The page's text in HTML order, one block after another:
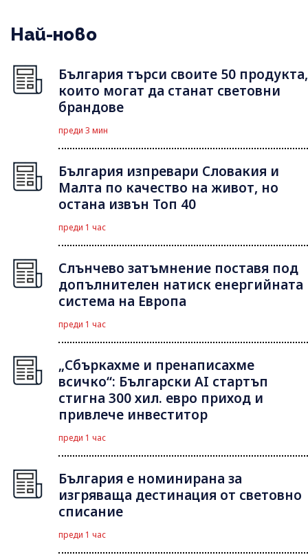
Най-ново
България търси своите 50 продукта,
които могат да станат световни
брандове
преди 3 мин
България изпревари Словакия и
Малта по качество на живот, но
остана извън Топ 40
преди 1 час
Слънчево затъмнение поставя под
допълнителен натиск енергийната
система на Европа
преди 1 час
„Сбъркахме и пренаписахме
всичко“: Български AI стартъп
стигна 300 хил. евро приход и
привлече инвеститор
преди 1 час
България е номинирана за
изгряваща дестинация от световно
списание
преди 1 час